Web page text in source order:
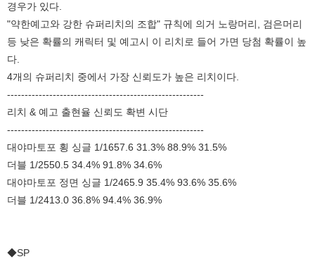
경우가 있다.
"약한예고와 강한 슈퍼리치의 조합" 규칙에 의거 노랑머리, 검은머리
등 낮은 확률의 캐릭터 및 예고시 이 리치로 들어 가면 당첨 확률이 높
다.
4개의 슈퍼리치 중에서 가장 신뢰도가 높은 리치이다.
--------------------------------------------------------
리치 & 예고 출현율 신뢰도 확변 시단
--------------------------------------------------------
대야마토포 횡 싱글 1/1657.6 31.3% 88.9% 31.5%
더블 1/2550.5 34.4% 91.8% 34.6%
대야마토포 정면 싱글 1/2465.9 35.4% 93.6% 35.6%
더블 1/2413.0 36.8% 94.4% 36.9%
◆SP